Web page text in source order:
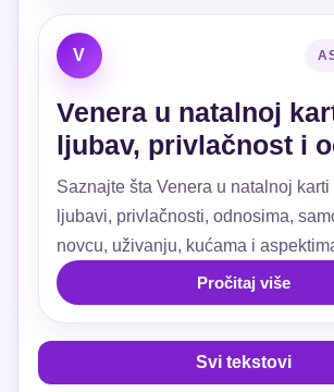
V
Venera u natalnoj
ljubav, privlačnost i
Saznajte šta Venera u natalnoj
ljubavi, privlačnosti, odnosima,
novcu, uživanju, kućama i
Pročitaj više
Svi tekstovi